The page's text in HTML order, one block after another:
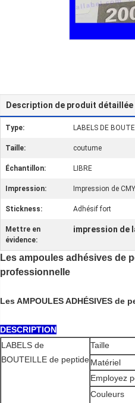
Description de produit détaillée
Type: LABELS DE
Taille: coutume
Échantillon: LIBRE
Impression: Impression de
Stickness: Adhésif fort
Mettre en
évidence:
impression de
Les ampoules adhésives de
professionnelle
Les AMPOULES ADHÉSIVES de
DESCRIPTION
LABELS de
BOUTEILLE de peptide
Taille
Matériel
Employez
Couleurs